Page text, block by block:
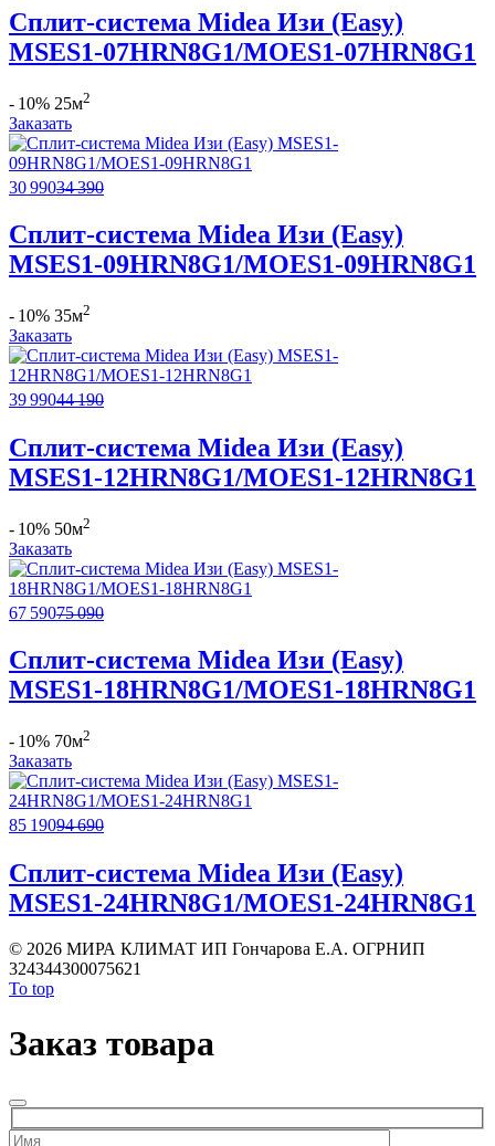
Сплит-система Midea Изи (Easy)
MSES1-07HRN8G1/MOES1-07HRN8G1
- 10% 25м2
Заказать
30 99034 390
Сплит-система Midea Изи (Easy)
MSES1-09HRN8G1/MOES1-09HRN8G1
- 10% 35м2
Заказать
39 99044 190
Сплит-система Midea Изи (Easy)
MSES1-12HRN8G1/MOES1-12HRN8G1
- 10% 50м2
Заказать
67 59075 090
Сплит-система Midea Изи (Easy)
MSES1-18HRN8G1/MOES1-18HRN8G1
- 10% 70м2
Заказать
85 19094 690
Сплит-система Midea Изи (Easy)
MSES1-24HRN8G1/MOES1-24HRN8G1
© 2026 МИРА КЛИМАТ ИП Гончарова Е.А. ОГРНИП
324344300075621
To top
Заказ товара